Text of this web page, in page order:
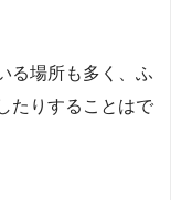
る場所も多く、ふ
たりすることはで